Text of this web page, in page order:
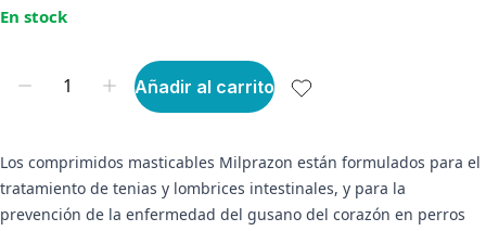
En stock
Añadir al carrito
Los comprimidos masticables Milprazon están formulados para el
tratamiento de tenias y lombrices intestinales, y para la
prevención de la enfermedad del gusano del corazón en perros